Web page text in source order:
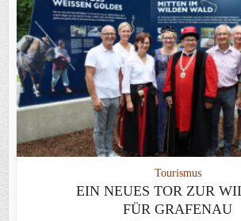
Tourismus
EIN NEUES TOR ZUR
FÜR GRAFENAU